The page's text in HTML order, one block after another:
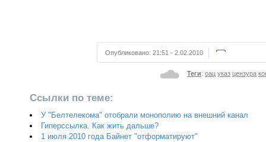
Опубликовано: 21:51 - 2.02.2010
Теги: оац указ цензура
Ссылки по теме:
У "Белтелекома" отобрали монополию на внешний канал
Гиперссылка. Как жить дальше?
1 июля 2010 года Байнет "отформатируют"